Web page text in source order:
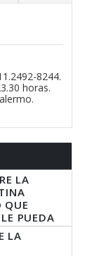
8244.
horas.
LA
QUE
PUEDA
QUE
LA